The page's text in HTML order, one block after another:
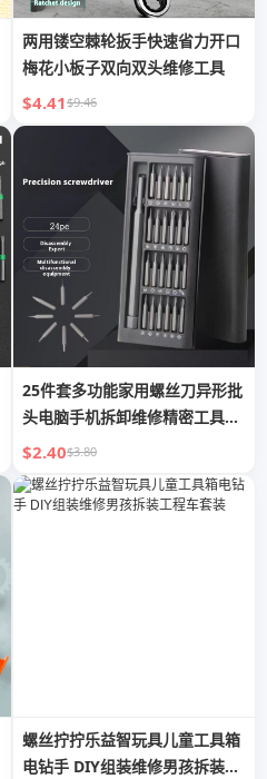
两用镂空棘轮扳手快速省力开口
梅花小板子双向双头维修工具
$4.41$9.46
25件套多功能家用螺丝刀异形批
头电脑手机拆卸维修精密工具组
套装
$2.40$3.80
螺丝拧拧乐益智玩具儿童工具箱
电钻手 DIY组装维修男孩拆装工